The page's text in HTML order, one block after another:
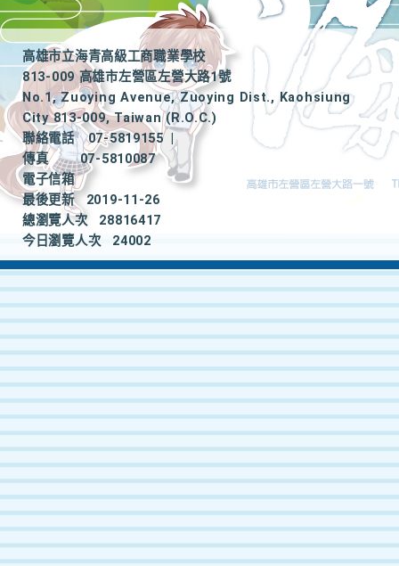
高雄市立海青高級工商職業學校
813-009 高雄市左營區左營大路1號
No.1, Zuoying Avenue, Zuoying Dist., Kaohsiung
City 813-009, Taiwan (R.O.C.)
聯絡電話
07-5819155
|
傳真
07-5810087
電子信箱
最後更新
2019-11-26
總瀏覽人次
28816417
今日瀏覽人次
24002